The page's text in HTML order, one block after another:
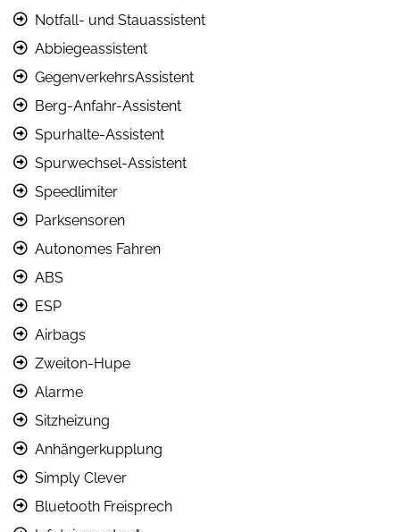
Notfall- und Stauassistent
Abbiegeassistent
GegenverkehrsAssistent
Berg-Anfahr-Assistent
Spurhalte-Assistent
Spurwechsel-Assistent
Speedlimiter
Parksensoren
Autonomes Fahren
ABS
ESP
Airbags
Zweiton-Hupe
Alarme
Sitzheizung
Anhängerkupplung
Simply Clever
Bluetooth Freisprech